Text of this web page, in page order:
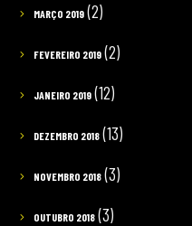
MARÇO 2019(2)
FEVEREIRO 2019(2)
JANEIRO 2019(12)
DEZEMBRO 2018(13)
NOVEMBRO 2018(3)
OUTUBRO 2018(3)